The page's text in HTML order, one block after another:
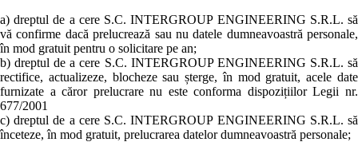
a) dreptul de a cere S.C. INTERGROUP ENGINEERING S.R.L. să
vă confirme dacă prelucrează sau nu datele dumneavoastră personale,
în mod gratuit pentru o solicitare pe an;
b) dreptul de a cere S.C. INTERGROUP ENGINEERING S.R.L. să
rectifice, actualizeze, blocheze sau șterge, în mod gratuit, acele date
furnizate a căror prelucrare nu este conforma dispozițiilor Legii nr.
677/2001
c) dreptul de a cere S.C. INTERGROUP ENGINEERING S.R.L. să
înceteze, în mod gratuit, prelucrarea datelor dumneavoastră personale;